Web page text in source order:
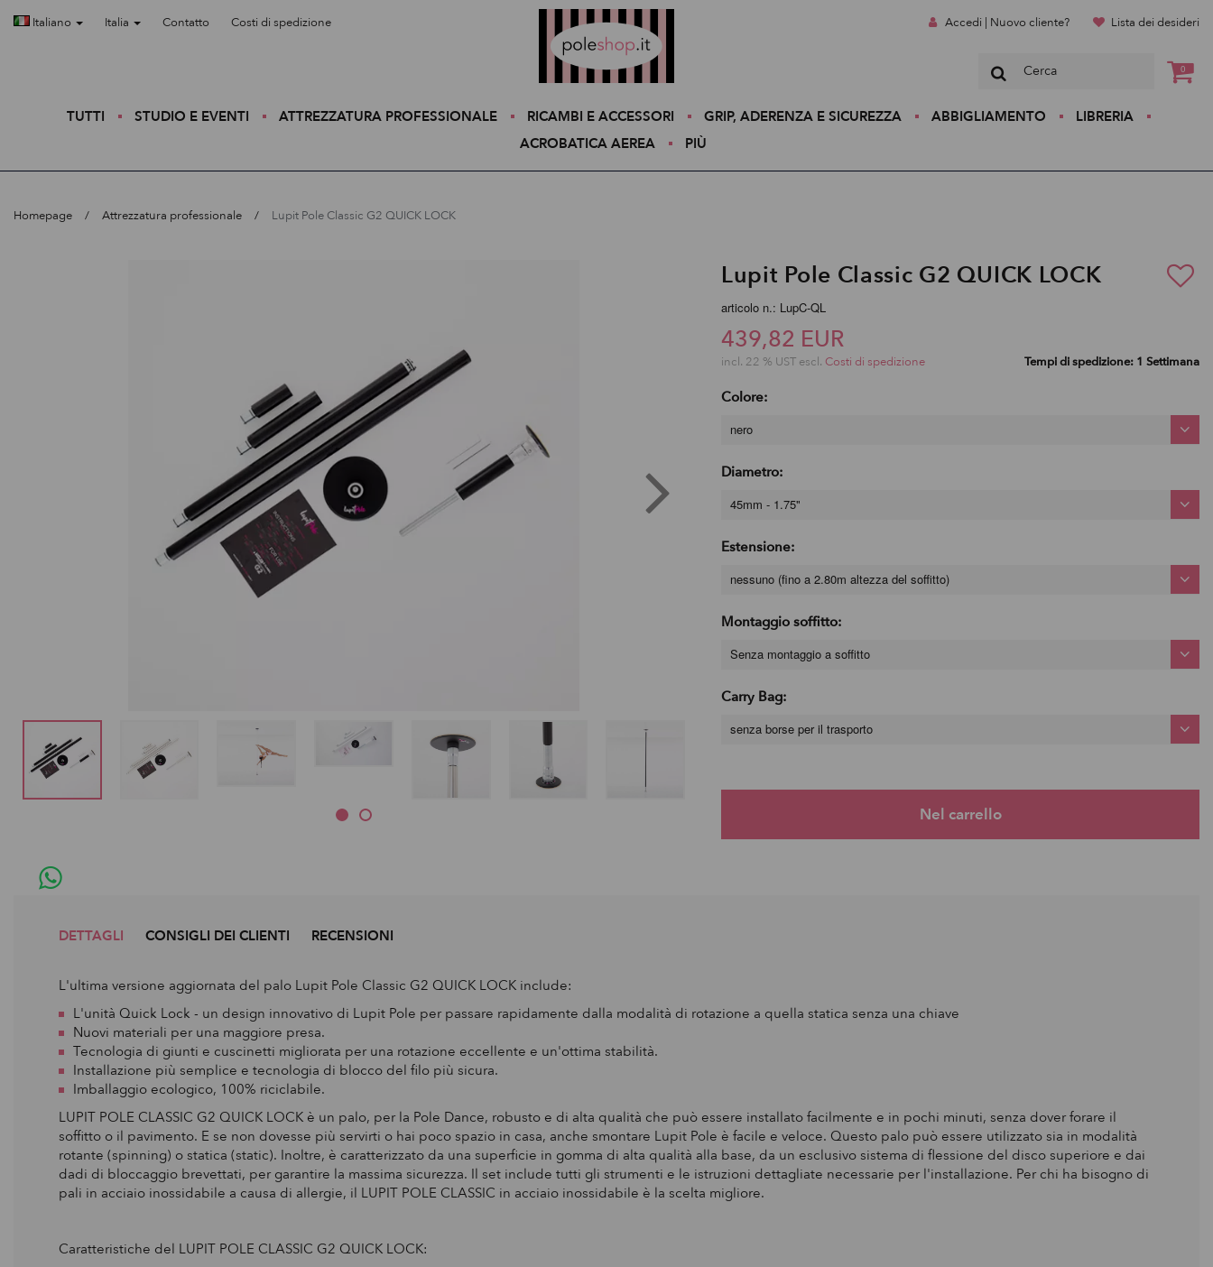
Italiano Italia Contatto Costi di spedizione Accedi | Nuovo cliente? Lista dei desideri
0
TUTTI STUDIO E EVENTI ATTREZZATURA PROFESSIONALE RICAMBI E ACCESSORI GRIP, ADERENZA E SICUREZZA ABBIGLIAMENTO
LIBRERIA
ACROBATICA AEREA
PIÙ
Homepage Attrezzatura professionale Lupit Pole Classic G2 QUICK LOCK
Lupit Pole Classic G2 QUICK LOCK
articolo n.: LupC-QL
439,82 EUR
incl. 22 % UST escl. Costi di spedizione Tempi di spedizione: 1 Settimana
Colore:
nero
Diametro:
45mm - 1.75"
Estensione:
nessuno (fino a 2.80m altezza del soffitto)
Montaggio soffitto:
Senza montaggio a soffitto
Carry Bag:
senza borse per il trasporto
DETTAGLI CONSIGLI DEI CLIENTI RECENSIONI
L'ultima versione aggiornata del palo Lupit Pole Classic G2 QUICK LOCK include:
L'unità Quick Lock - un design innovativo di Lupit Pole per passare rapidamente dalla modalità di rotazione a quella statica senza una chiave
Nuovi materiali per una maggiore presa.
Tecnologia di giunti e cuscinetti migliorata per una rotazione eccellente e un'ottima stabilità.
Installazione più semplice e tecnologia di blocco del filo più sicura.
Imballaggio ecologico, 100% riciclabile.
LUPIT POLE CLASSIC G2 QUICK LOCK è un palo, per la Pole Dance, robusto e di alta qualità che può essere installato facilmente e in pochi minuti, senza dover forare il
soffitto o il pavimento. E se non dovesse più servirti o hai poco spazio in casa, anche smontare Lupit Pole è facile e veloce. Questo palo può essere utilizzato sia in modalità
rotante (spinning) o statica (static). Inoltre, è caratterizzato da una superficie in gomma di alta qualità alla base, da un esclusivo sistema di flessione del disco superiore e dai
dadi di bloccaggio brevettati, per garantire la massima sicurezza. Il set include tutti gli strumenti e le istruzioni dettagliate necessarie per l'installazione. Per chi ha bisogno di
pali in acciaio inossidabile a causa di allergie, il LUPIT POLE CLASSIC in acciaio inossidabile è la scelta migliore.
Caratteristiche del LUPIT POLE CLASSIC G2 QUICK LOCK: